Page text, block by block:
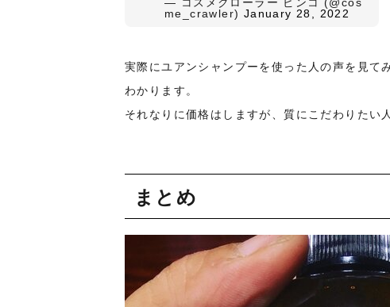
me_crawler) January 28, 2022
実際にユアンシャンプーを使った人の声を見て
わかります。
それなりに価格はしますが、質にこだわりたい
まとめ